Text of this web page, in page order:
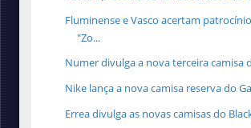
Fluminense e Vasco acertam
"Zo...
Numer divulga a nova terceira camisa
Nike lança a nova camisa reserva do
Errea divulga as novas camisas do